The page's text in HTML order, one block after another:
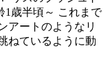
1歳半頃～ これまで
アートのようなリ
ねているように動